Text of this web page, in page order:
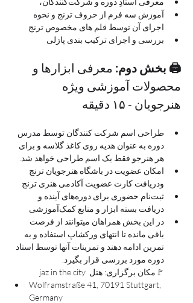
آموزش سه فرم از حروف ترنج و نحوه
اجرای آن توسط قلم های مخصوص ترنج
بررسی و اجرای ترکیب بندی پازلی
🖨 بخش دوم: معرفی ابزارها و
محصولات آموزشی ویژه
هنرجویان - ۱۵ دقیقه
طراحی اسم شرکت کنندگان توسط مدرس
دوره به عنوان هدیه روی کاغذ گلاسه و برای
هر هنرجو فقط یک اسم طراحی خواهد شد.
امکان عضویت در باشگاه هنرجویان ترنج
ودریافت کارت عضویت آکادمی هنری ترنج
ثبت‌نام حضوری برای دوره‌های آینده و
دریافت بسته ابزار و منابع کمک‌آموزشی
در این بخش همراهان میتوانند از فرصت
باقی مانده تا انتهای ورکشاپ استفاده و به
تمرین ادامه دهند و تمرینات آنها توسط استاد
دوره مورد بررسی قرار بگیرد.
🚩مکان برگزاری: هتل  jaz in the city
Wolframstraße 41, 70191 Stuttgart,
Germany